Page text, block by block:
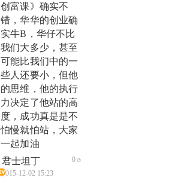
创富课》确实不
错，华华的创业确
实牛B，华仔不比
我们大多少，甚至
可能比我们中的一
些人还要小，但他
的思维，他的执行
力决定了他站的高
度，成功真是是不
怕慢就怕站，大家
一起加油
君士坦丁
2015-12-02 15:23
0